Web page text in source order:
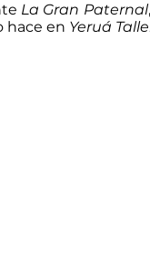
La Gran Paternal
hace en Yeruá